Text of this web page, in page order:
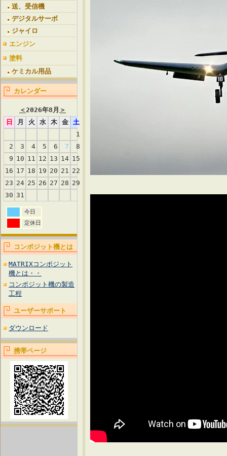
送、受信機
デジタルサーボ
ジャイロ
エンジン
塗料
ケミカル用品
カレンダー
＜2026年8月 ＞
日
月 火 水 木 金
土
1
2
3 4 5 6 7
8
9 10 11 12 13 14 15
16 17 18 19 20 21 22
23 24 25 26 27 28 29
30 31
今日
定休日
コンポジット機とは
MATRIXコンポジット
機とは・・
コンポジット機の製造
工程
ユーザーサポート
ダウンロード
携帯ページ